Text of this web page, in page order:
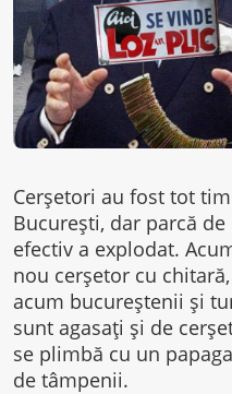
Cerșetori au fost tot
București, dar parcă
efectiv a explodat.
nou cerșetor cu
acum bucureștenii și
sunt agasați și de
se plimbă cu un
de tâmpenii.